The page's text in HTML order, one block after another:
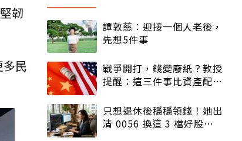
韌
民
譚敦慈：迎接一個人老後，
先想5件事
戰爭開打，錢變廢紙？教授
提醒：這三件事比資產配置
只想退休後穩穩領錢！她出
清 0056 換這 3 檔好股：